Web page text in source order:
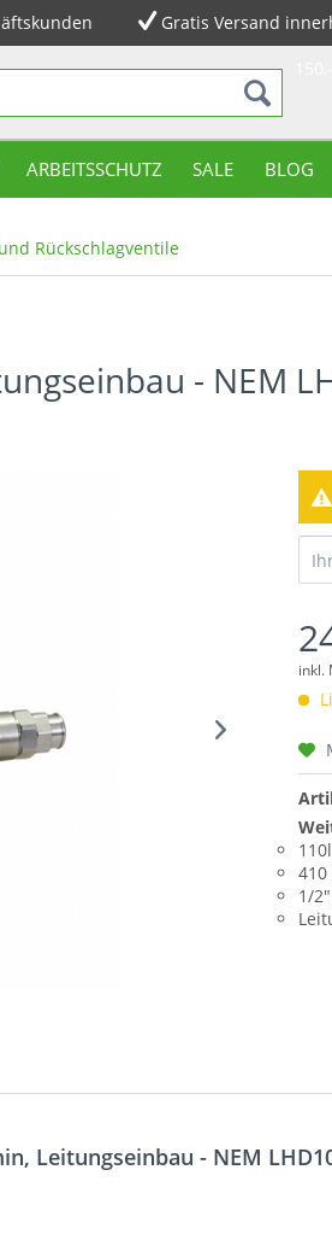
Gratis Versand
ARBEITSSCHUTZ SALE BLOG
Rückschlagventile
- NEM
inkl.
1/
Leitungseinbau - NEM